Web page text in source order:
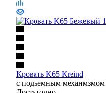
Кровать K65 Kreind
с подьемным механмзмом